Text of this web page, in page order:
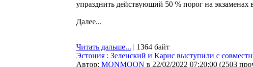
упразднить действующий 50 % порог на экзаменах
Далее...
Читать дальше... | 1364 байт
Эстония : Зеленский и Карис выступили с
Автор: MONMOON в 22/02/2022 07:20:00 (2503